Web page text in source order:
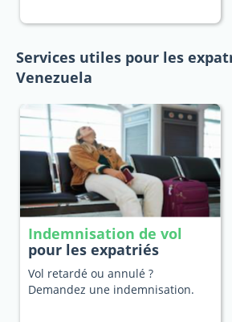
Services utiles pour les
Venezuela
Indemnisation de vol
pour les expatriés
Vol retardé ou annulé ?
Demandez une indemnisation.